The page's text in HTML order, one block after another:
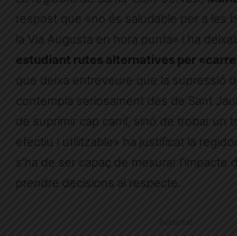
respost que «no és saludable per a les
la Via Augusta en hora punta» i ha
estudiant rutes alternatives per
que deixa entreveure que la supressió
contempla seriosament des de Sant
de suprimir cap carril, sinó de trobar un
efectiu i utilitzable» ha justificat la
s’ha de ser capaç de mesurar l’impacte
prendre decisions al respecte.